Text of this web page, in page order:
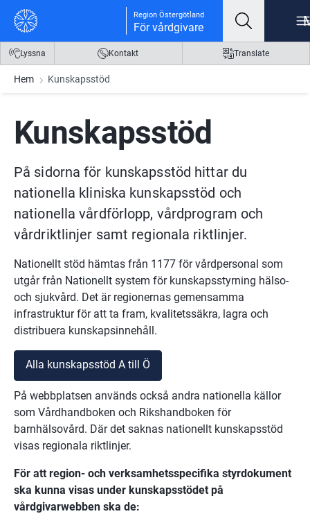
Gå till innehåll
Gå till meny
Gå till sidfot Region Östergötland
För vårdgivare
Lyssna Kontakt Translate
Hem Kunskapsstöd
Kunskapsstöd
På sidorna för kunskapsstöd hittar du
nationella kliniska kunskapsstöd och
nationella vårdförlopp, vårdprogram och
vårdriktlinjer samt regionala riktlinjer.
Nationellt stöd hämtas från 1177 för vårdpersonal som
utgår från Nationellt system för kunskapsstyrning hälso-
och sjukvård. Det är regionernas gemensamma
infrastruktur för att ta fram, kvalitetssäkra, lagra och
distribuera kunskapsinnehåll.
Alla kunskapsstöd A till Ö
På webbplatsen används också andra nationella källor
som Vårdhandboken och Rikshandboken för
barnhälsovård. Där det saknas nationellt kunskapsstöd
visas regionala riktlinjer.
För att region- och verksamhetsspecifika styrdokument
ska kunna visas under kunskapsstödet på
vårdgivarwebben ska de: